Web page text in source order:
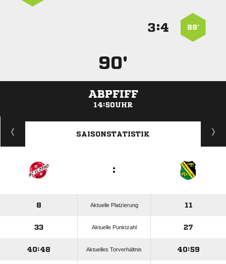
88’
:
90'
ABPFIFF
14:50UHR
ANZEIGE
SAISONSTATISTIK
:
8 Aktuelle Platzierung 11
33 Aktuelle Punktzahl 27
40:48 Aktuelles Torverhältnis 40:59